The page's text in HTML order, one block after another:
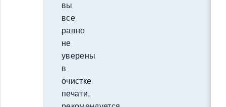
вы
все
равно
не
уверены
в
очистке
печати,